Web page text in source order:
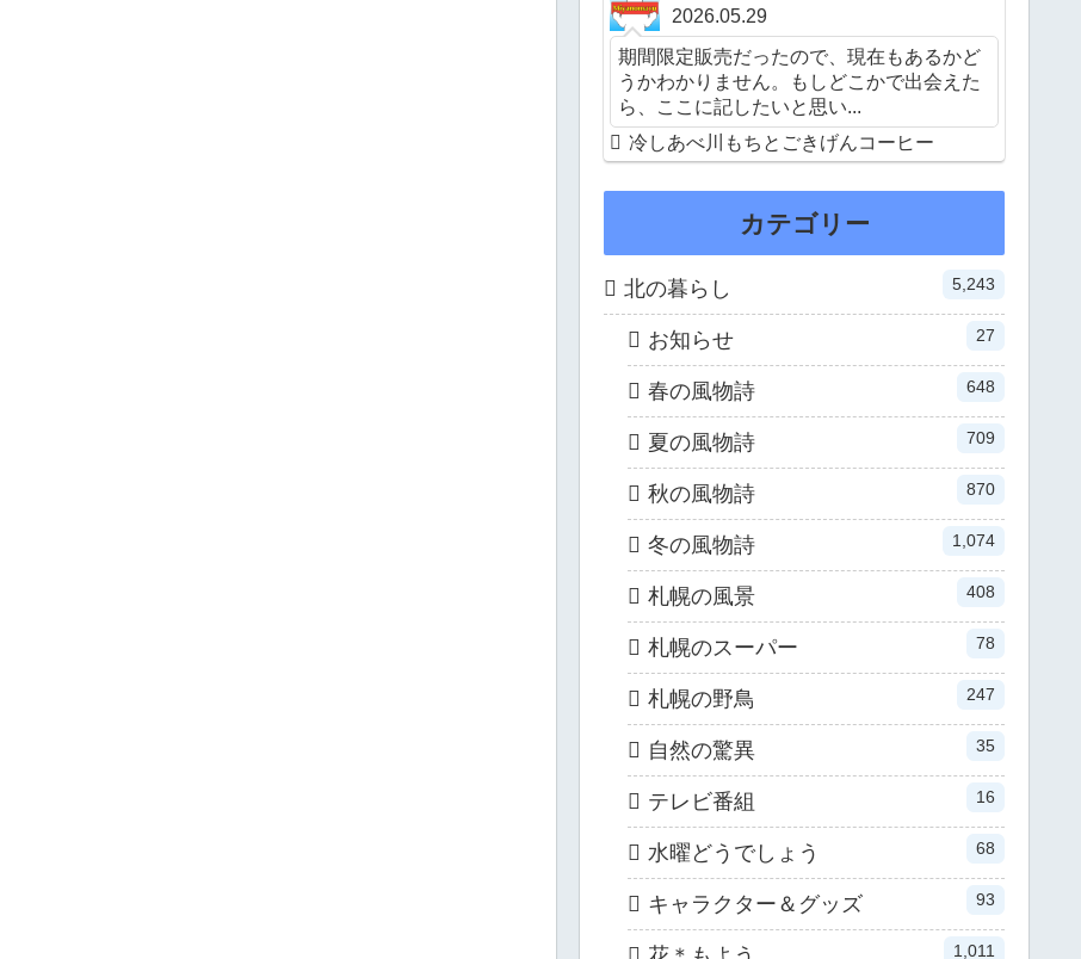
2026.05.29
期間限定販売だったので、現在もあるかど
うかわかりません。もしどこかで出会えた
ら、ここに記したいと思い...
冷しあべ川もちとごきげんコーヒー
カテゴリー
北の暮らし 5,243
お知らせ 27
春の風物詩 648
夏の風物詩 709
秋の風物詩 870
冬の風物詩 1,074
札幌の風景 408
札幌のスーパー 78
札幌の野鳥 247
自然の驚異 35
テレビ番組 16
水曜どうでしょう 68
キャラクター＆グッズ 93
1,011